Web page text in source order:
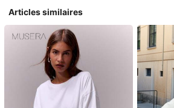
Articles similaires